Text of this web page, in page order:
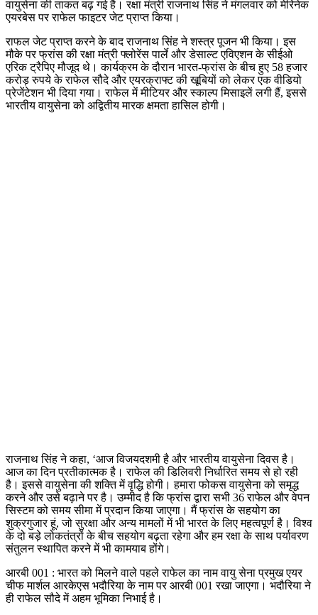
वायुसेना की ताकत बढ़ गई है। रक्षा मंत्री राजनाथ सिंह ने मंगलवार को मेरिनेक
एयरबेस पर राफेल फाइटर जेट प्राप्त किया।
राफल जेट प्राप्त करने के बाद राजनाथ सिंह ने शस्त्र पूजन भी किया। इस
मौके पर फ्रांस की रक्षा मंत्री फ्लोरेंस पार्ले और डेसाल्ट एविएशन के सीईओ
एरिक ट्रैपिए मौजूद थे। कार्यक्रम के दौरान भारत-फ्रांस के बीच हुए 58 हजार
करोड़ रुपये के राफेल सौदे और एयरक्राफ्ट की खूबियों को लेकर एक वीडियो
प्रेजेंटेशन भी दिया गया। राफेल में मीटियर और स्काल्प मिसाइलें लगी हैं, इससे
भारतीय वायुसेना को अद्वितीय मारक क्षमता हासिल होगी।
राजनाथ सिंह ने कहा, ‘आज विजयदशमी है और भारतीय वायुसेना दिवस है।
आज का दिन प्रतीकात्मक है। राफेल की डिलिवरी निर्धारित समय से हो रही
है। इससे वायुसेना की शक्ति में वृद्धि होगी। हमारा फोकस वायुसेना को समृद्ध
करने और उसे बढ़ाने पर है। उम्मीद है कि फ्रांस द्वारा सभी 36 राफेल और वेपन
सिस्टम को समय सीमा में प्रदान किया जाएगा। मैं फ्रांस के सहयोग का
शुक्रगुजार हूं, जो सुरक्षा और अन्य मामलों में भी भारत के लिए महत्वपूर्ण है। विश्व
के दो बड़े लोकतंत्रों के बीच सहयोग बढ़ता रहेगा और हम रक्षा के साथ पर्यावरण
संतुलन स्थापित करने में भी कामयाब होंगे।
आरबी 001 : भारत को मिलने वाले पहले राफेल का नाम वायु सेना प्रमुख एयर
चीफ मार्शल आरकेएस भदौरिया के नाम पर आरबी 001 रखा जाएगा। भदौरिया ने
ही राफेल सौदे में अहम भूमिका निभाई है।